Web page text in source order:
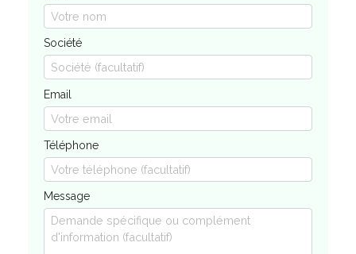
Société
Email
Téléphone
Message